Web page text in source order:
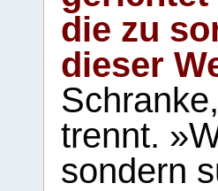
die zu
dieser
trennt.
sondern